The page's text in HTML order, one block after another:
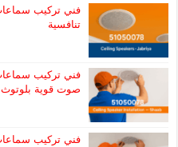
تنافسية
صوت قوية بلوتوث